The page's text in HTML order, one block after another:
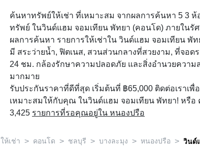
ค้นหาทรัพย์ให้เช่า ที่เหมาะสม จากผลการค้นหา 5 3 ห้
ทรัพย์ ในวินด์แฮม จอมเทียน พัทยา (คอนโด) ภายในรั
ผลการค้นหา รายการให้เช่าใน วินด์แฮม จอมเทียน พั
มี สระว่ายน้ำ, ฟิตเนส, สวนส่วนกลางที่สวยงาม, ที่จอด
24 ชม. กล้องรักษาความปลอดภัย และสิ่งอำนวยความ
มากมาย
รับประกันราคาที่ดีที่สุด เริ่มต้นที่ ฿65,000 ติดต่อเราเ
เหมาะสมให้กับคุณ ในวินด์แฮม จอมเทียน พัทยา! หรือ
3,425 รายการที่รอคุณอยู่ใน หนองปรือ
ให้เช่า > คอนโด > ชลบุรี > บางละมุง > หนองปรือ > วินด์